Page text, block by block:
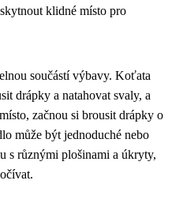
klidné místo pro
součástí výbavy. Koťata
drápky a natahovat svaly, a
začnou si brousit drápky o
může být jednoduché nebo
s různými plošinami a úkryty,